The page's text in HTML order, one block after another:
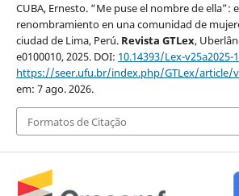
CUBA, Ernesto. “Me puse el nombre de ella”:
renombramiento en una comunidad de
ciudad de Lima, Perú. Revista GTLex,
e0100010, 2025. DOI: 10.14393/Lex-v25a2025-
https://seer.ufu.br/index.php/GTLex/article/
em: 7 ago. 2026.
Formatos de Citação